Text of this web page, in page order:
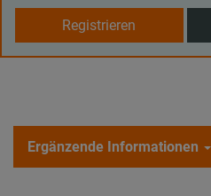
Registrieren
Ergänzende Informationen